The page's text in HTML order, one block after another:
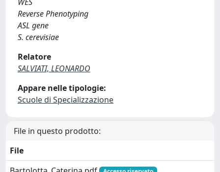
Reverse Phenotyping
ASL gene
S. cerevisiae
Relatore
SALVIATI, LEONARDO
Appare nelle tipologie:
Scuole di Specializzazione
File in questo prodotto:
File